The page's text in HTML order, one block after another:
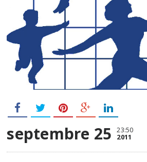
septembre 25 23:50
2011